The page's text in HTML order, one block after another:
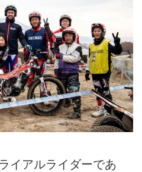
イアルライダーであ